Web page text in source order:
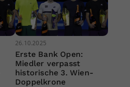
26.10.2025
Erste Bank Open:
Miedler verpasst
historische 3. Wien-
Doppelkrone